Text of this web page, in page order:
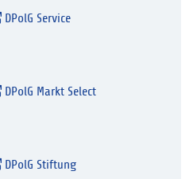
DPolG Service
DPolG Markt Select
DPolG Stiftung